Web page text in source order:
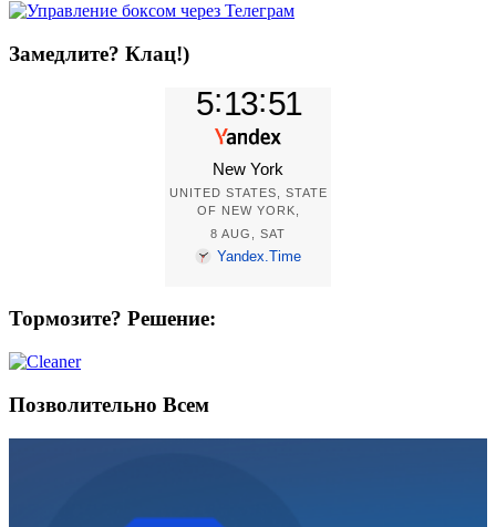
Замедлите? Клац!)
Тормозите? Решение:
Позволительно Всем